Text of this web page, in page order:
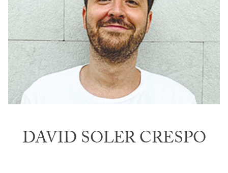
DAVID SOLER CRESPO